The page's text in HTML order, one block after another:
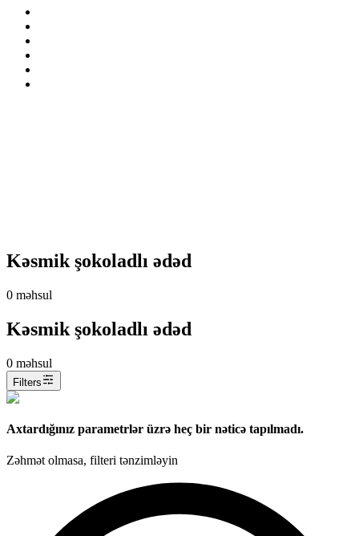
Kəsmik şokoladlı ədəd
0 məhsul
Kəsmik şokoladlı ədəd
0 məhsul
Filters
Axtardığınız parametrlər üzrə heç bir nəticə tapılmadı.
Zəhmət olmasa, filteri tənzimləyin